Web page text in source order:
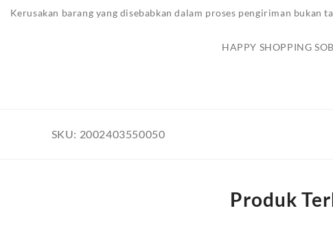
Kerusakan barang yang disebabkan dalam proses pengiriman bukan
HAPPY SHOPPING
SKU: 2002403550050
Produk